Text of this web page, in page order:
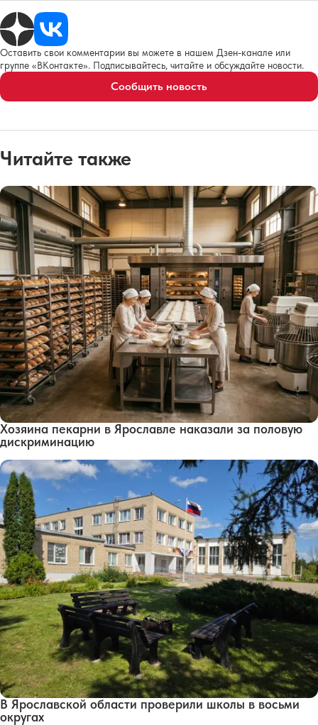
Оставить свои комментарии вы можете в нашем Дзен-канале или
группе «ВКонтакте». Подписывайтесь, читайте и обсуждайте новости.
Сообщить новость
Читайте также
Хозяина пекарни в Ярославле наказали за половую
дискриминацию
В Ярославской области проверили школы в восьми
округах